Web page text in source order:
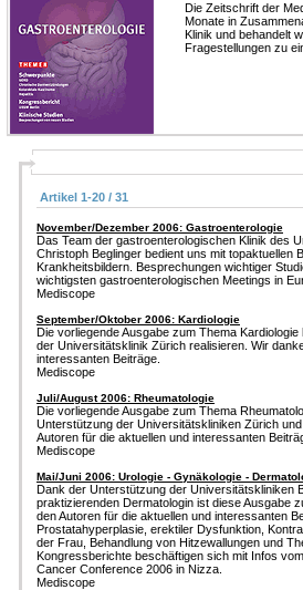
Die Zeitschrift der
Monate in
Klinik und behandelt
Fragestellungen zu
Artikel 1-20 / 31
November/Dezember 2006: Gastroenterologie
Das Team der gastroenterologischen Klinik des
Christoph Beglinger bedient uns mit topaktuellen
Krankheitsbildern. Besprechungen wichtiger
wichtigsten gastroenterologischen Meetings in
Mediscope
September/Oktober 2006: Kardiologie
Die vorliegende Ausgabe zum Thema
der Universitätsklinik Zürich realisieren. Wir
interessanten Beiträge.
Mediscope
Juli/August 2006: Rheumatologie
Die vorliegende Ausgabe zum Thema
Unterstützung der Universitätskliniken Zürich
Autoren für die aktuellen und interessanten
Mediscope
Mai/Juni 2006: Urologie - Gynäkologie -
Dank der Unterstützung der Universitätskliniken
praktizierenden Dermatologin ist diese Ausgabe
den Autoren für die aktuellen und interessanten
Prostatahyperplasie, erektiler Dysfunktion,
der Frau, Behandlung von Hitzewallungen und
Kongressberichte beschäftigen sich mit Infos
Cancer Conference 2006 in Nizza.
Mediscope